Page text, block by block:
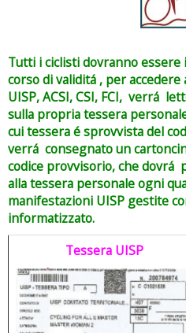
Tutti i ciclisti dovranno essere
corso di validitá , per
UISP, ACSI, CSI, FCI, verrá
sulla propria tessera
cui tessera é sprovvista del
verrá consegnato un
codice provvisorio, che dovrá
alla tessera personale ogni
manifestazioni UISP gestite
informatizzato.
Tessera UISP